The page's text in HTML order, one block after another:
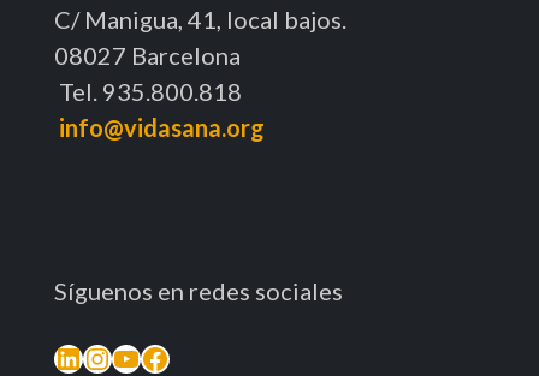
C/ Manigua, 41, local bajos.
08027 Barcelona
Tel. 935.800.818
info@vidasana.org
Síguenos en redes sociales
LinkedIn
Instagram
YouTube
Facebook